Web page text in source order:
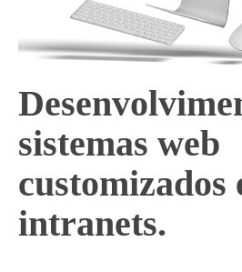
sistemas web
customizados
intranets.